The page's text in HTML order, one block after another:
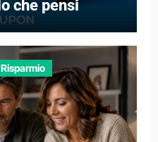
che pensi